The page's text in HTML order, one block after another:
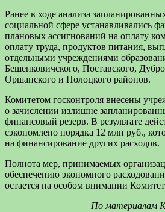
Ранее в ходе анализа
социальной сфере устанавливались
плановых ассигнований на оплату
оплату труда, продуктов питания,
отдельными учреждениями
Бешенковичского, Поставского,
Оршанского и Полоцкого районов.
Комитетом госконтроля внесены
о зачислении излишне
финансовый резерв. В результате
сэкономлено порядка 12 млн руб.,
на финансирование других расходов.
Полнота мер, принимаемых
обеспечению экономного
остается на особом внимании
По материалам